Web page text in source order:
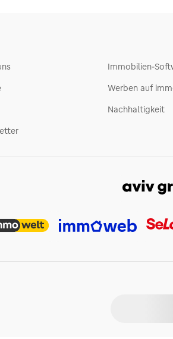
Immobilien-
Werben auf
Nachhaltigkeit